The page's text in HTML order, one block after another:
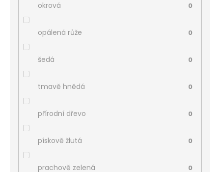
okrová 0
opálená růže 0
šedá 0
tmavě hnědá 0
přírodní dřevo 0
pískově žlutá 0
prachově zelená 0